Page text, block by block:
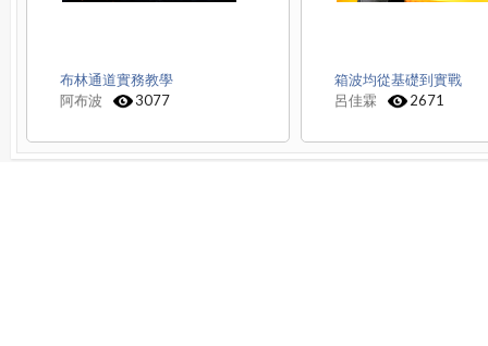
布林通道實務教學
阿布波
3077
箱波均從基礎到實戰
呂佳霖
2671